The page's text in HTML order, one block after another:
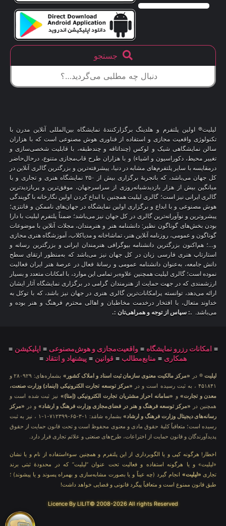
جستجو
لیلیت® اولین پلتفرم و هلدینگ برگزارکنندهٔ نمایشگاه بین‌المللی آنلاین مدرن با
تکنولوژی واقعیت مجازی و استفاده از فناوری هوش مصنوعی است که با هزاران
سالن نمایشگاهی شیک و لوکس (چنداتاقه و چندطبقه، با قابلیت شخصی‌سازی و
تغییر محیط، دکوراسیون و اشیاء) و با هزاران طرح قاب‌مجازی متنوع، درحال‌حاضر
درمقایسه با سایر پلتفرم‌های مشابه در دنیا، پیشرفته‌ترین و بزرگترین گالری آنلاین در
کل جهان می‌باشد، که باتجربهٔ برگزاری بیش از ۲۵۰ نمایشگاه هنری و تجاری و با
میانگین بیش از هزار بازدیدشبانه‌روزی از سراسرجهان، موفق‌ترین و پربازدیدترین
گالری ایرانی نیز است؛ گالری لیلیت همچنین با ابداع کردن اولین نگارخانه با گویندگی
هوش مصنوعی و با ابداع و برگزاری اولین نمایشگاه در جهان‌های ناممکن و فانتزی؛
پیشروترین و نوآورانه‌ترین گالری در کل جهان نیز می‌باشد؛ ضمناً پلتفرم لیلیت با دارا
بودن بخش‌های گوناگون نظیر: دانشنامه هنر و هنرمندان، مجلات آنلاین با موضوعات
گوناگون و عمومی، روزنامه آنلاین هنر، تماشاخانه و مدیاکلاب، آموزشگاه هنری مجازی
و…؛ هم‌اکنون بزرگترین دانشنامه بیوگرافی هنرمندان ایرانی و بزرگترین رسانه و
استارتاپ هنری فارسی زبان در کل جهان نیز می‌باشد که به‌منظور ارتقای سطح
دانش جامعه، به‌عنوان دانشنامه عمومی و رسانهٔ فعال در عرصهٔ هنر ایران فعالیت
نموده است؛ گالری لیلیت همچنین علاوه‌بر تمامی این موارد، با امکانات متعدد و بسیار
ارزشمندی که در جهت حمایت از هنرمندان گرامی در برگزاری نمایشگاه آثار ایشان
ارائه می‌دهد، توانسته پرامکانات‌ترین گالری هنری در جهان نیز باشد، که با توکل به
خداوند متعال، با افتخار درخدمت مخاطبان و اهالی محترم فرهنگ و هنر بوده و
می‌باشد. .: سپاس از توجه و همراهی‌تان :.
≡ امکانات رزرو نمایشگاه ≡واقعیت‌مجازی و هوش‌مصنوعی ≡ اپلیکیشن ≡
همکاری ≡ منابع‌مطالب ≡ قوانین ≡ پیشنهاد و انتقاد ≡
لیلیت® در «مرکز مالکیت معنوی سازمان ثبت اسناد و املاک کشور»
بشماره‌های: ۲۸۰۹۲۹ و
۴۵۱۸۴۱ ، به ثبت رسیده است و در
«مرکز توسعه تجارت الکترونیکی (اینماد) وزارت صنعت،
معدن و تجارت»و «سامانه احراز مشتریان تجارت الکترونیکی (اِمتا)» نیز ثبت شده است و
همچنین در «مرکز توسعه فرهنگ و هنر در فضای‌مجازی وزارت فرهنگ و ارشاد» و در «مرکز
رسانه‌های دیجیتال وزارت فرهنگ و ارشاد»
بشماره شامَد: ۱-۳-۶۵-۷۱۲۳۹۹-۱-۱ ، نیز به ثبت
رسیده است؛ متعاقباً کلیهٔ حقوق مادی و معنوی محفوظ است و تحت قانون حمایت از حقوق
پدیدآورندگان و قانون حمایت از اختراعات، طرح‌های صنعتی و علائم تجاری قرار دارد.
اخطار! هرگونه کپی و یا الگوبرداری از این پلتفرم و همچنین سوءاستفاده از نام و یا نشان
«لیلیت» و یا هرگونه استفاده و فعالیت تحت عنوان “لیلیت” که در محدودهٔ ثبتی برند
تجاری «لیلیت» انجام گیرد (چه عیناً و یا بصورت مشابه‌سازی و بهمراه پسوند و یا پیشوند) ؛
طبق قانون ممنوع است و متعاقباً پیگرد قانونی و قضایی خواهد داشت!
Licence By LILIT© 2008-2026 All rights Reserved